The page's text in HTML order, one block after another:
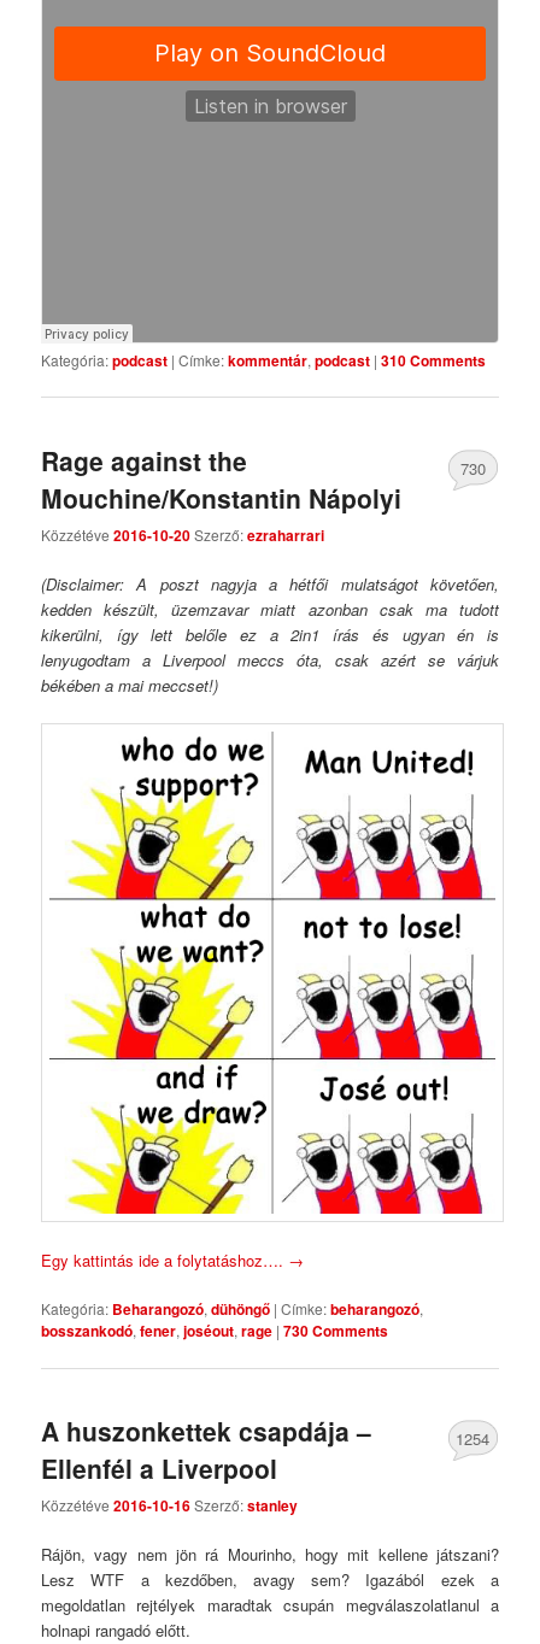
Kategória:podcast |Címke:kommentár,podcast |310 Comments
Rage against the
Mouchine/Konstantin Nápolyi
Közzétéve2016-10-20Szerző:ezraharrari
730
(Disclaimer: A poszt nagyja a hétfői mulatságot követően,
kedden készült, üzemzavar miatt azonban csak ma tudott
kikerülni, így lett belőle ez a 2in1 írás és ugyan én is
lenyugodtam a Liverpool meccs óta, csak azért se várjuk
békében a mai meccset!)
Egy kattintás ide a folytatáshoz…. →
Kategória: Beharangozó,dühöngő |Címke:beharangozó,
bosszankodó,fener,joséout,rage |730 Comments
A huszonkettek csapdája –
Ellenfél a Liverpool
Közzétéve2016-10-16Szerző:stanley
1254
Rájön, vagy nem jön rá Mourinho, hogy mit kellene játszani?
Lesz WTF a kezdőben, avagy sem? Igazából ezek a
megoldatlan rejtélyek maradtak csupán megválaszolatlanul a
holnapi rangadó előtt.